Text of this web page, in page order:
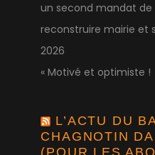
un second mandat
reconstruire mairie et
2026
« Motivé et optimiste !
L’ACTU DU
CHAGNOTIN
(POUR LES